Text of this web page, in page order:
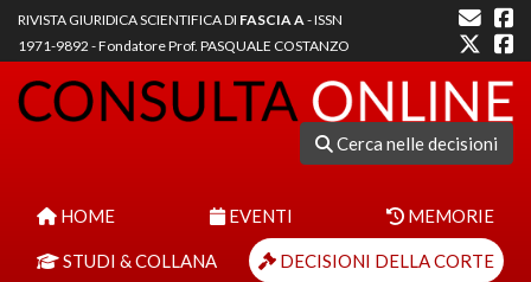
RIVISTA GIURIDICA SCIENTIFICA DI FASCIA A- ISSN
1971-9892 - Fondatore Prof. PASQUALE COSTANZO
Cerca nelle decisioni
HOME EVENTI MEMORIE
STUDI & COLLANA DECISIONI DELLA CORTE